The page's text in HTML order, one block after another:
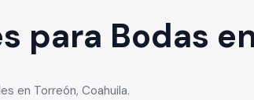
para Bodas
en Torreón, Coahuila.